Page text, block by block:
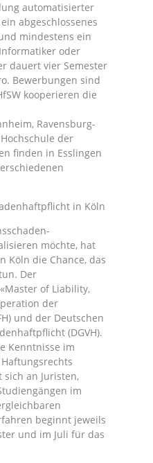
automatisierter
abgeschlossenes
mindestens ein
oder
dauert vier Semester
Bewerbungen sind
kooperieren die
Ravensburg-
der
finden in Esslingen
in Köln
möchte, hat
Köln die Chance, das
Der
of Liability,
der
und der Deutschen
(DGVH).
Kenntnisse im
an Juristen,
im
beginnt jeweils
und im Juli für das